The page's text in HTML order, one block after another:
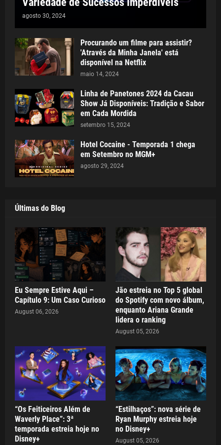
agosto 30, 2024
Procurando um filme para assistir?
'Através da Minha Janela' está
disponível na Netflix
maio 14, 2024
Linha de Panetones 2024 da Cacau
Show Já Disponíveis: Tradição e Sabor
em Cada Mordida
setembro 15, 2024
Hotel Cocaine - Temporada 1 chega
em Setembro no MGM+
agosto 29, 2024
Últimas do Blog
Eu Sempre Estive Aqui –
Capítulo 9: Um Caso Curioso
August 06, 2026
Jão estreia no Top 5 global
do Spotify com novo álbum,
enquanto Ariana Grande
lidera o ranking
August 05, 2026
“Os Feiticeiros Além de
Waverly Place”: 3ª
temporada estreia hoje no
Disney+
“Estilhaços”: nova série de
Ryan Murphy estreia hoje
no Disney+
August 05, 2026